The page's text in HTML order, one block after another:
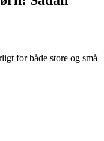
for både store og små